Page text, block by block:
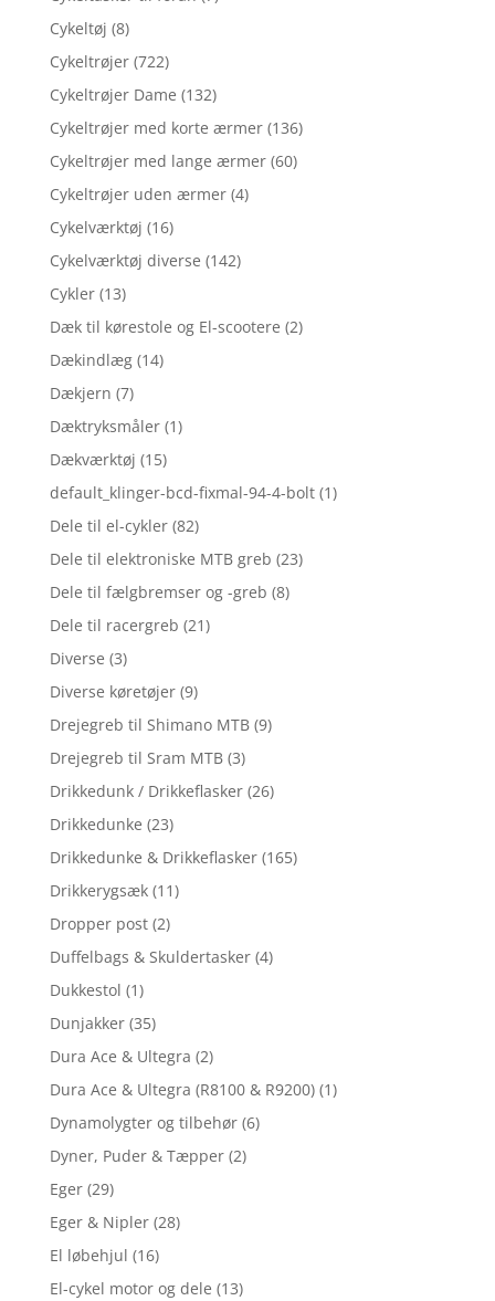
Cykeltøj (8)
Cykeltrøjer (722)
Cykeltrøjer Dame (132)
Cykeltrøjer med korte ærmer (136)
Cykeltrøjer med lange ærmer (60)
Cykeltrøjer uden ærmer (4)
Cykelværktøj (16)
Cykelværktøj diverse (142)
Cykler (13)
Dæk til kørestole og El-scootere (2)
Dækindlæg (14)
Dækjern (7)
Dæktryksmåler (1)
Dækværktøj (15)
default_klinger-bcd-fixmal-94-4-bolt (1)
Dele til el-cykler (82)
Dele til elektroniske MTB greb (23)
Dele til fælgbremser og -greb (8)
Dele til racergreb (21)
Diverse (3)
Diverse køretøjer (9)
Drejegreb til Shimano MTB (9)
Drejegreb til Sram MTB (3)
Drikkedunk / Drikkeflasker (26)
Drikkedunke (23)
Drikkedunke & Drikkeflasker (165)
Drikkerygsæk (11)
Dropper post (2)
Duffelbags & Skuldertasker (4)
Dukkestol (1)
Dunjakker (35)
Dura Ace & Ultegra (2)
Dura Ace & Ultegra (R8100 & R9200) (1)
Dynamolygter og tilbehør (6)
Dyner, Puder & Tæpper (2)
Eger (29)
Eger & Nipler (28)
El løbehjul (16)
El-cykel motor og dele (13)